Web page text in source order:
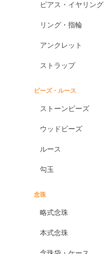
ピアス・イヤリング
リング・指輪
アンクレット
ストラップ
ビーズ・ルース
ストーンビーズ
ウッドビーズ
ルース
勾玉
念珠
略式念珠
本式念珠